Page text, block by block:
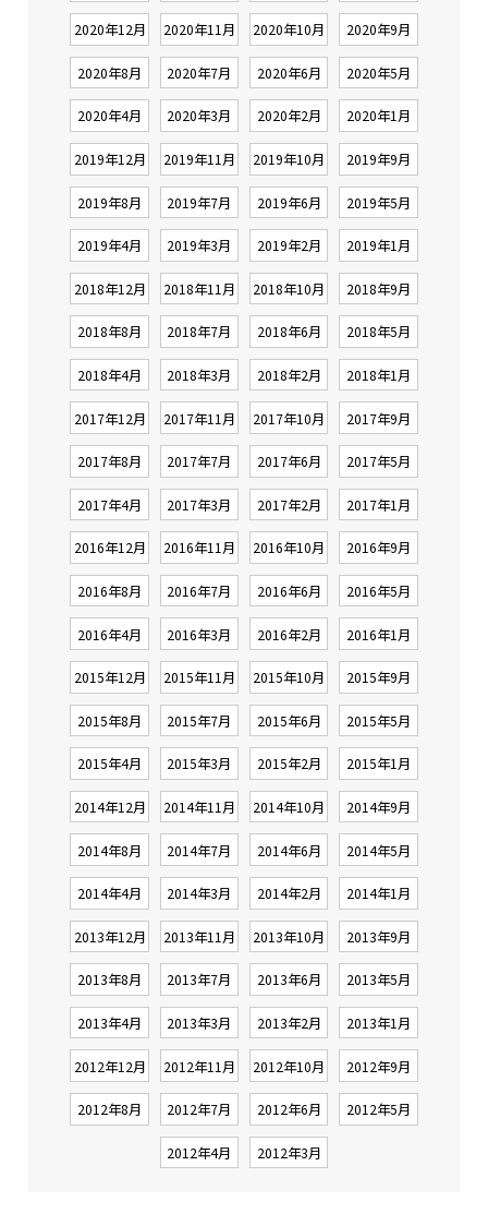
2020年12月 2020年11月 2020年10月 2020年9月
2020年8月 2020年7月 2020年6月 2020年5月
2020年4月 2020年3月 2020年2月 2020年1月
2019年12月 2019年11月 2019年10月 2019年9月
2019年8月 2019年7月 2019年6月 2019年5月
2019年4月 2019年3月 2019年2月 2019年1月
2018年12月 2018年11月 2018年10月 2018年9月
2018年8月 2018年7月 2018年6月 2018年5月
2018年4月 2018年3月 2018年2月 2018年1月
2017年12月 2017年11月 2017年10月 2017年9月
2017年8月 2017年7月 2017年6月 2017年5月
2017年4月 2017年3月 2017年2月 2017年1月
2016年12月 2016年11月 2016年10月 2016年9月
2016年8月 2016年7月 2016年6月 2016年5月
2016年4月 2016年3月 2016年2月 2016年1月
2015年12月 2015年11月 2015年10月 2015年9月
2015年8月 2015年7月 2015年6月 2015年5月
2015年4月 2015年3月 2015年2月 2015年1月
2014年12月 2014年11月 2014年10月 2014年9月
2014年8月 2014年7月 2014年6月 2014年5月
2014年4月 2014年3月 2014年2月 2014年1月
2013年12月 2013年11月 2013年10月 2013年9月
2013年8月 2013年7月 2013年6月 2013年5月
2013年4月 2013年3月 2013年2月 2013年1月
2012年12月 2012年11月 2012年10月 2012年9月
2012年8月 2012年7月 2012年6月 2012年5月
2012年4月 2012年3月